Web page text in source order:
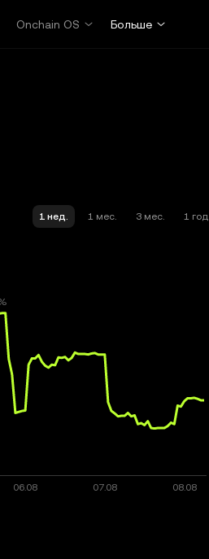
Onchain OS Больше
1 нед. 1 мес. 3 мес. 1 год